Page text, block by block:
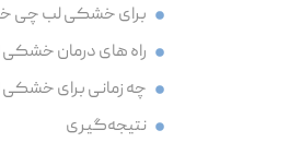
برای خشکی لب چی
راه های درمان
چه زمانی برای
نتیجه‌گیری